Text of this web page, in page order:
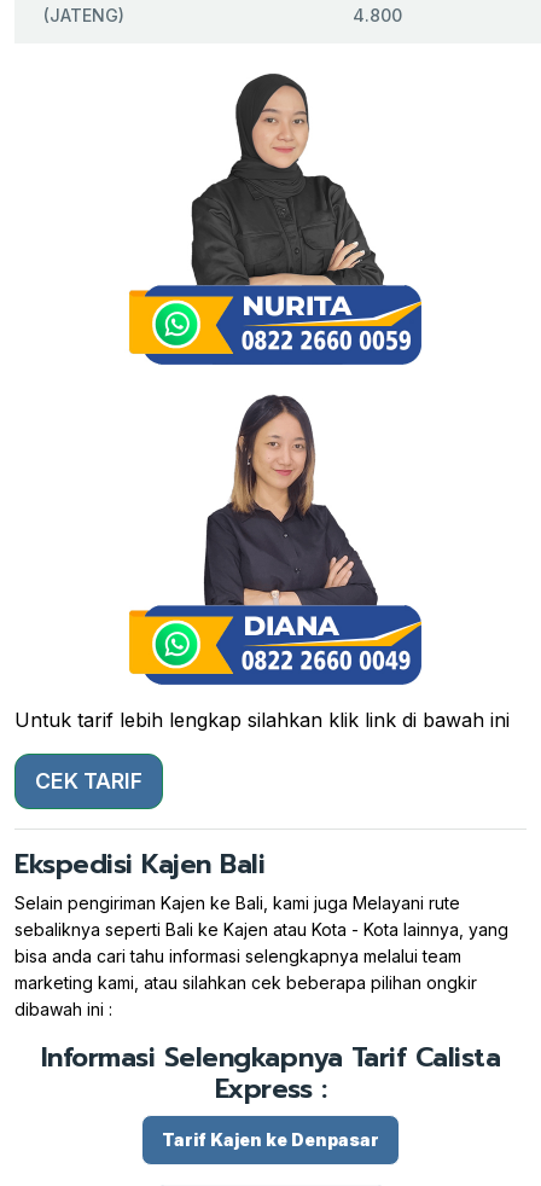
(JATENG)
4.800
Untuk tarif lebih lengkap silahkan klik link di bawah ini
CEK TARIF
Ekspedisi Kajen Bali
Selain pengiriman Kajen ke Bali, kami juga Melayani rute
sebaliknya seperti Bali ke Kajen atau Kota - Kota lainnya, yang
bisa anda cari tahu informasi selengkapnya melalui team
marketing kami, atau silahkan cek beberapa pilihan ongkir
dibawah ini :
Informasi Selengkapnya Tarif Calista
Express :
Tarif Kajen ke Denpasar